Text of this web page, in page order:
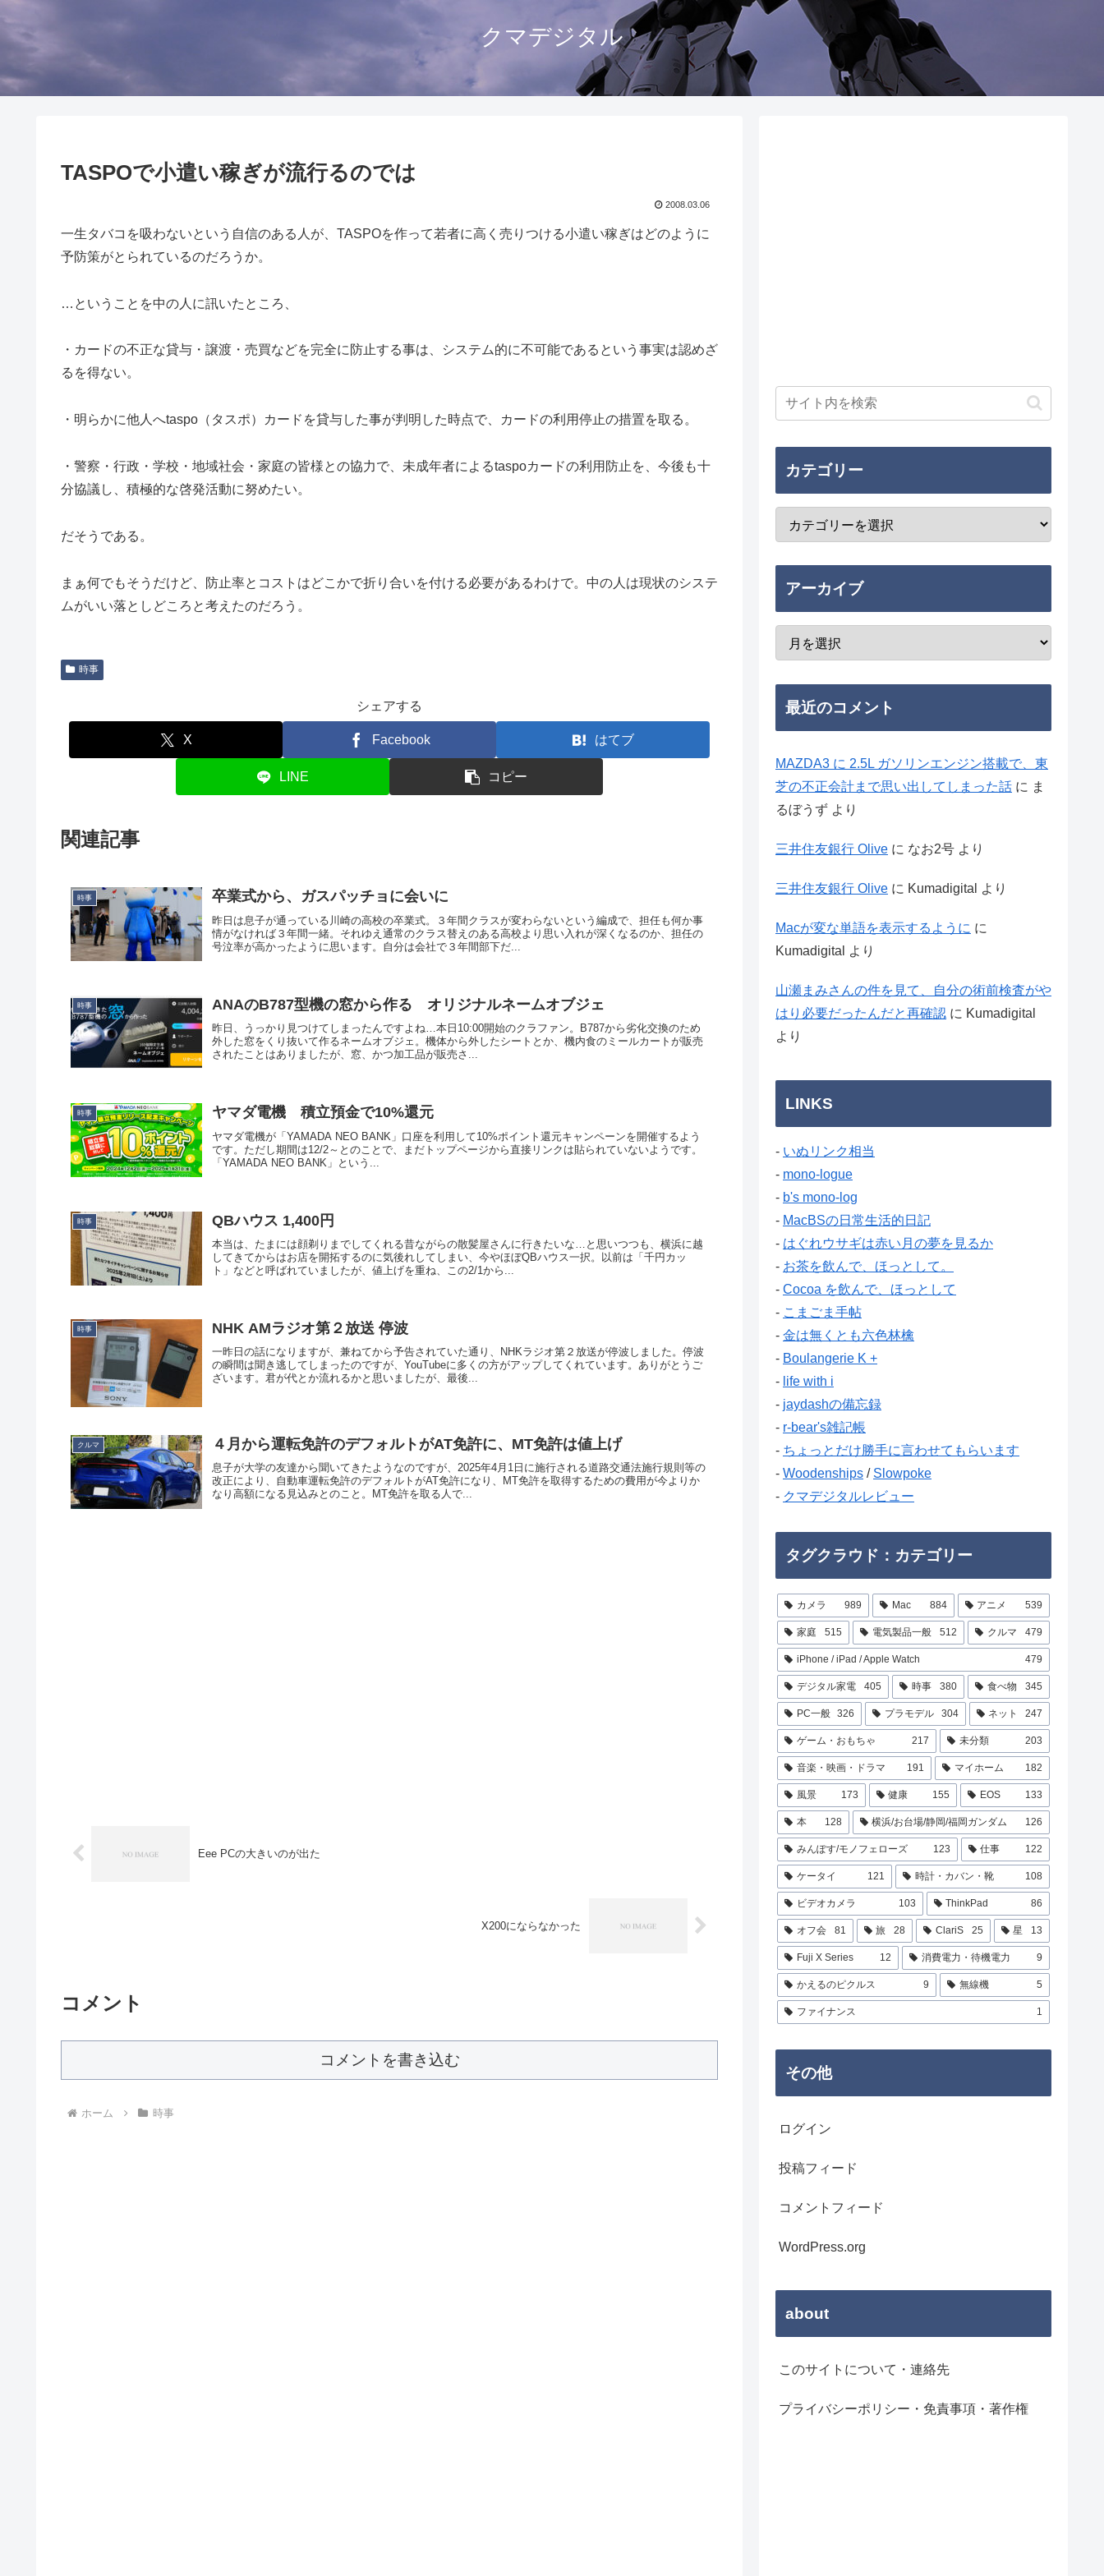
クマデジタル
TASPOで小遣い稼ぎが流行るのでは
2008.03.06
一生タバコを吸わないという自信のある人が、TASPOを作って若者に高く売りつける小遣い稼ぎはどのように
予防策がとられているのだろうか。
…ということを中の人に訊いたところ、
・カードの不正な貸与・譲渡・売買などを完全に防止する事は、システム的に不可能であるという事実は認めざ
るを得ない。
・明らかに他人へtaspo（タスポ）カードを貸与した事が判明した時点で、カードの利用停止の措置を取る。
・警察・行政・学校・地域社会・家庭の皆様との協力で、未成年者によるtaspoカードの利用防止を、今後も十
分協議し、積極的な啓発活動に努めたい。
だそうである。
まぁ何でもそうだけど、防止率とコストはどこかで折り合いを付ける必要があるわけで。中の人は現状のシステ
ムがいい落としどころと考えたのだろう。
時事
シェアする
X Facebook はてブ
LINE コピー
関連記事
時事 卒業式から、ガスパッチョに会いに
昨日は息子が通っている川崎の高校の卒業式。３年間クラスが変わらないという編成で、担任も何か事
情がなければ３年間一緒。それゆえ通常のクラス替えのある高校より思い入れが深くなるのか、担任の
号泣率が高かったように思います。自分は会社で３年間部下だ...
時事 ANAのB787型機の窓から作る オリジナルネームオブジェ
昨日、うっかり見つけてしまったんですよね…本日10:00開始のクラファン。B787から劣化交換のため
外した窓をくり抜いて作るネームオブジェ。機体から外したシートとか、機内食のミールカートが販売
されたことはありましたが、窓、かつ加工品が販売さ...
時事 ヤマダ電機 積立預金で10%還元
ヤマダ電機が「YAMADA NEO BANK」口座を利用して10%ポイント還元キャンペーンを開催するよう
です。ただし期間は12/2～とのことで、まだトップページから直接リンクは貼られていないようです。
「YAMADA NEO BANK」という...
時事 QBハウス 1,400円
本当は、たまには顔剃りまでしてくれる昔ながらの散髪屋さんに行きたいな…と思いつつも、横浜に越
してきてからはお店を開拓するのに気後れしてしまい、今やほぼQBハウス一択。以前は「千円カッ
ト」などと呼ばれていましたが、値上げを重ね、この2/1から...
時事 NHK AMラジオ第２放送 停波
一昨日の話になりますが、兼ねてから予告されていた通り、NHKラジオ第２放送が停波しました。停波
の瞬間は聞き逃してしまったのですが、YouTubeに多くの方がアップしてくれています。ありがとうご
ざいます。君が代とか流れるかと思いましたが、最後...
クルマ ４月から運転免許のデフォルトがAT免許に、MT免許は値上げ
息子が大学の友達から聞いてきたようなのですが、2025年4月1日に施行される道路交通法施行規則等の
改正により、自動車運転免許のデフォルトがAT免許になり、MT免許を取得するための費用が今よりか
なり高額になる見込みとのこと。MT免許を取る人で...
Eee PCの大きいのが出た
X200にならなかった
コメント
コメントを書き込む
ホーム 時事
カテゴリー
アーカイブ
最近のコメント
MAZDA3 に 2.5L ガソリンエンジン搭載で、東
芝の不正会計まで思い出してしまった話 に ま
るぼうず より
三井住友銀行 Olive に なお2号 より
三井住友銀行 Olive に Kumadigital より
Macが変な単語を表示するように に
Kumadigital
より
山瀬まみさんの件を見て、自分の術前検査がや
はり必要だったんだと再確認 に Kumadigital
より
LINKS
- いぬリンク相当
- mono-logue
- b's mono-log
- MacBSの日常生活的日記
- はぐれウサギは赤い月の夢を見るか
- お茶を飲んで、ほっとして。
- Cocoa を飲んで、ほっとして
- こまごま手帖
- 金は無くとも六色林檎
- Boulangerie K +
- life with i
- jaydashの備忘録
- r-bear's雑記帳
- ちょっとだけ勝手に言わせてもらいます
- Woodenships / Slowpoke
- クマデジタルレビュー
タグクラウド：カテゴリー
カメラ 989 Mac 884 アニメ 539
家庭 515 電気製品一般 512 クルマ 479
iPhone / iPad / Apple Watch 479
デジタル家電 405 時事 380 食べ物 345
PC一般 326 プラモデル 304 ネット 247
ゲーム・おもちゃ 217 未分類 203
音楽・映画・ドラマ 191 マイホーム 182
風景 173 健康 155 EOS 133
本 128 横浜/お台場/静岡/福岡ガンダム 126
みんぽす/モノフェローズ 123 仕事 122
ケータイ 121 時計・カバン・靴 108
ビデオカメラ 103 ThinkPad 86
オフ会 81 旅 28 ClariS 25 星 13
Fuji X Series 12 消費電力・待機電力 9
かえるのピクルス 9 無線機 5
ファイナンス 1
その他
ログイン
投稿フィード
コメントフィード
WordPress.org
about
このサイトについて・連絡先
プライバシーポリシー・免責事項・著作権